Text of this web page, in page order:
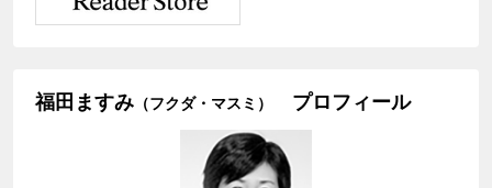
福田ますみ （フクダ・マスミ） プロフィール